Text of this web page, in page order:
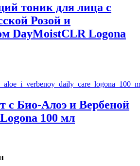
тоник для лица c
Розой и
DayMoistCLR Logona
с Био-Алоэ и Вербеной
100 мл